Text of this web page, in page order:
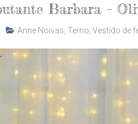
Barbara –
Anne Noivas ,Terno ,Vestido de